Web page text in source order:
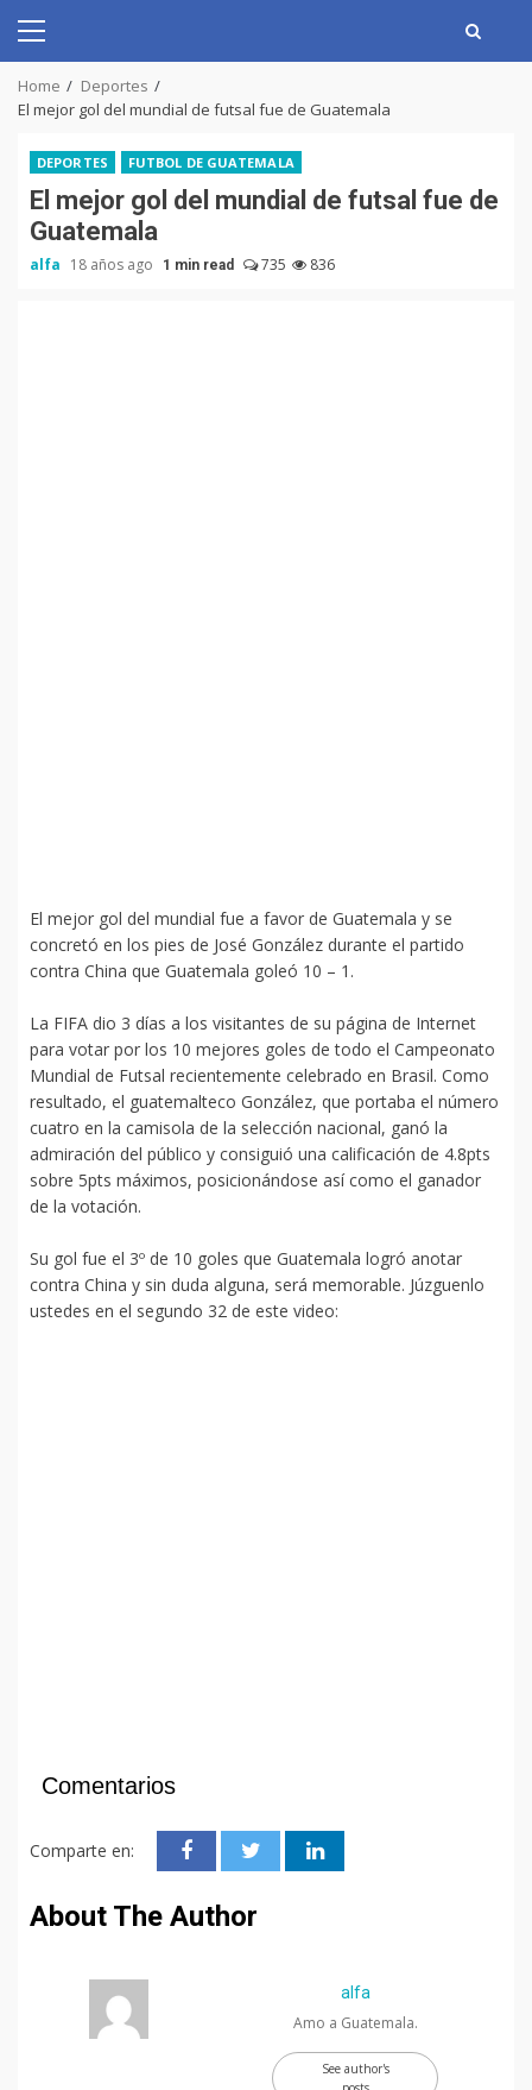
Primary
Home
Deportes
El mejor gol del mundial de futsal fue de Guatemala
DEPORTES FUTBOL DE GUATEMALA
El mejor gol del mundial de futsal fue de
Guatemala
alfa 18 años ago 1 min read 735 836
El mejor gol del mundial fue a favor de Guatemala y se
concretó en los pies de José González durante el partido
contra China que Guatemala goleó 10 – 1.
La FIFA dio 3 días a los visitantes de su página de Internet
para votar por los 10 mejores goles de todo el Campeonato
Mundial de Futsal recientemente celebrado en Brasil. Como
resultado, el guatemalteco González, que portaba el número
cuatro en la camisola de la selección nacional, ganó la
admiración del público y consiguió una calificación de 4.8pts
sobre 5pts máximos, posicionándose así como el ganador
de la votación.
Su gol fue el 3º de 10 goles que Guatemala logró anotar
contra China y sin duda alguna, será memorable. Júzguenlo
ustedes en el segundo 32 de este video:
Comentarios
Comparte en:
About The Author
alfa
Amo a Guatemala.
See author's